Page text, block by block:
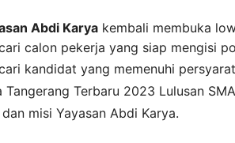
Abdi Karya kembali membuka
calon pekerja yang siap mengisi
kandidat yang memenuhi
Tangerang Terbaru 2023 Lulusan
misi Yayasan Abdi Karya.